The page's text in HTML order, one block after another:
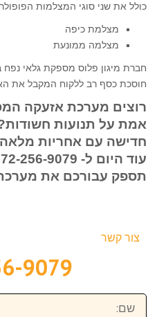
כולל את שני סוגי המצלמות
מצלמת כיפה
מצלמה ממונעת
חברת מיגון פלוס מספקת גלאי
חוסכת כסף רב ללקוח המקבל את
רוצים מערכת אזעקה
אמת על תנועות
חדישה עם אחריות
עוד היום ל- 256-9079
תספק עבורכם את
צור קשר
9079
שם: